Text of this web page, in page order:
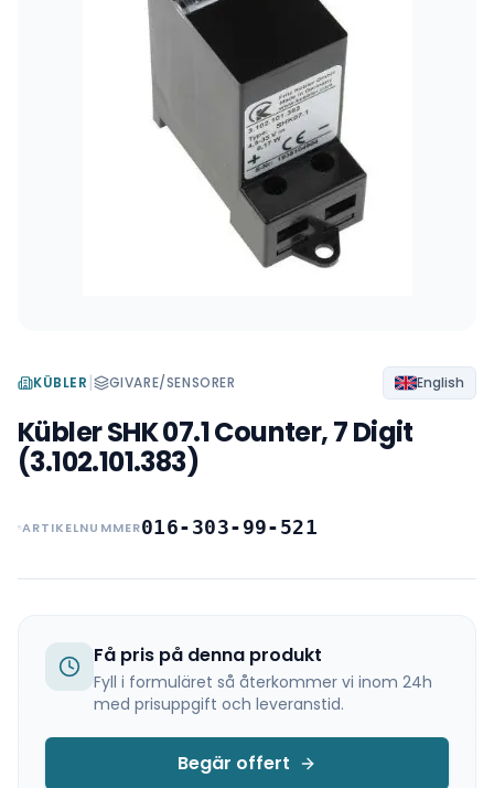
KÜBLER | GIVARE/SENSORER English
Kübler SHK 07.1 Counter, 7 Digit
(3.102.101.383)
ARTIKELNUMMER016-303-99-521
Få pris på denna produkt
Fyll i formuläret så återkommer vi inom 24h
med prisuppgift och leveranstid.
Begär offert